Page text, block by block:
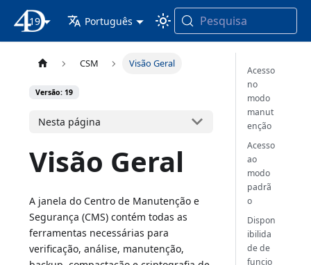
Documentação 4D
19 Português Pesquisa
CSM Visão Geral
Versão: 19
Nesta página
Visão Geral
A janela do Centro de Manutenção e
Segurança (CMS) contém todas as
ferramentas necessárias para
verificação, análise, manutenção,
Acesso
no
modo
manut
enção
Acesso
ao
modo
padrã
o
Dispon
ibilida
de de
funcio